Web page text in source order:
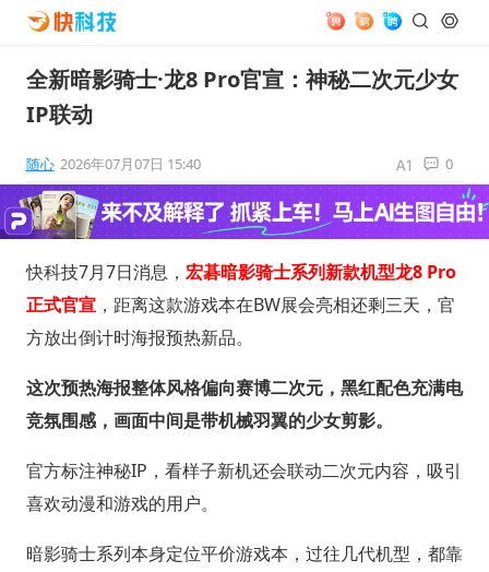
全新暗影骑士·龙8 Pro官宣：神秘二次元少女
IP联动
随心 2026年07月07日 15:40 0
快科技7月7日消息， 宏碁暗影骑士系列新款机型龙8 Pro
正式官宣，距离这款游戏本在BW展会亮相还剩三天，官
方放出倒计时海报预热新品。
这次预热海报整体风格偏向赛博二次元，黑红配色充满电
竞氛围感，画面中间是带机械羽翼的少女剪影。
官方标注神秘IP，看样子新机还会联动二次元内容，吸引
喜欢动漫和游戏的用户。
暗影骑士系列本身定位平价游戏本，过往几代机型，都靠